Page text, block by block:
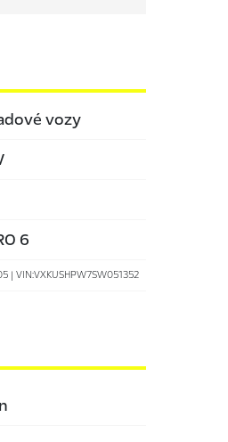
vozy
6
| VIN:VXKUSHPW7SW051352